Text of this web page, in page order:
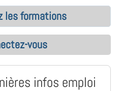
les formations
vous
infos emploi